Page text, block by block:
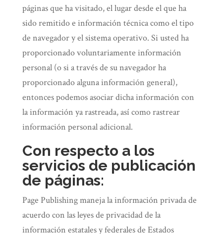
páginas que ha visitado, el lugar desde el que ha
sido remitido e información técnica como el tipo
de navegador y el sistema operativo. Si usted ha
proporcionado voluntariamente información
personal (o si a través de su navegador ha
proporcionado alguna información general),
entonces podemos asociar dicha información con
la información ya rastreada, así como rastrear
información personal adicional.
Con respecto a los
servicios de publicación
de páginas:
Page Publishing maneja la información privada de
acuerdo con las leyes de privacidad de la
información estatales y federales de Estados